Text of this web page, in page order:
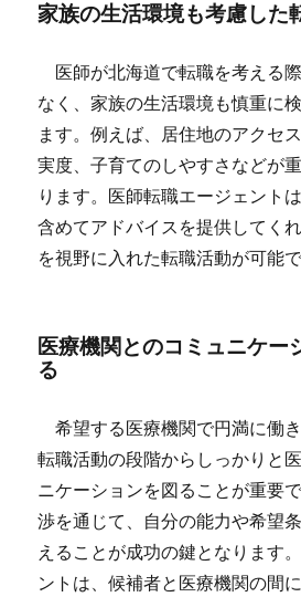
家族の生活環境も考慮した
医師が北海道で転職を考える
なく、家族の生活環境も慎重に
ます。例えば、居住地のアクセ
実度、子育てのしやすさなどが
ります。医師転職エージェント
含めてアドバイスを提供してく
を視野に入れた転職活動が可能で
医療機関とのコミュニケー
る
希望する医療機関で円満に働き
転職活動の段階からしっかりと
ニケーションを図ることが重要
渉を通じて、自分の能力や希望
えることが成功の鍵となります
ントは、候補者と医療機関の間